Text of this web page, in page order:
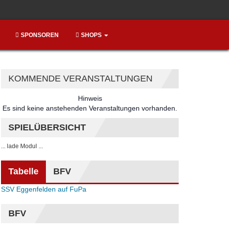
SPONSOREN SHOPS
KOMMENDE VERANSTALTUNGEN
Hinweis
Es sind keine anstehenden Veranstaltungen vorhanden.
SPIELÜBERSICHT
... lade Modul ...
Tabelle BFV
SSV Eggenfelden auf FuPa
BFV